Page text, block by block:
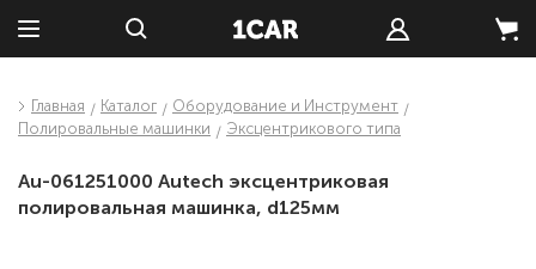
Главная Каталог
Оборудование и Инструмент
Полировальные машинки
Эксцентрикового типа
Au-061251000 Autech эксцентриковая
полировальная машинка, d125мм